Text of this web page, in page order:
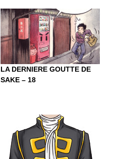
LA DERNIERE GOUTTE DE
SAKE – 18